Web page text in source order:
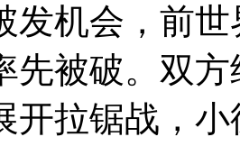
发机会，前
先被破。双
开拉锯战，